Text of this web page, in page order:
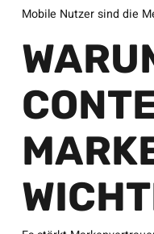
Mobile Nutzer sind die